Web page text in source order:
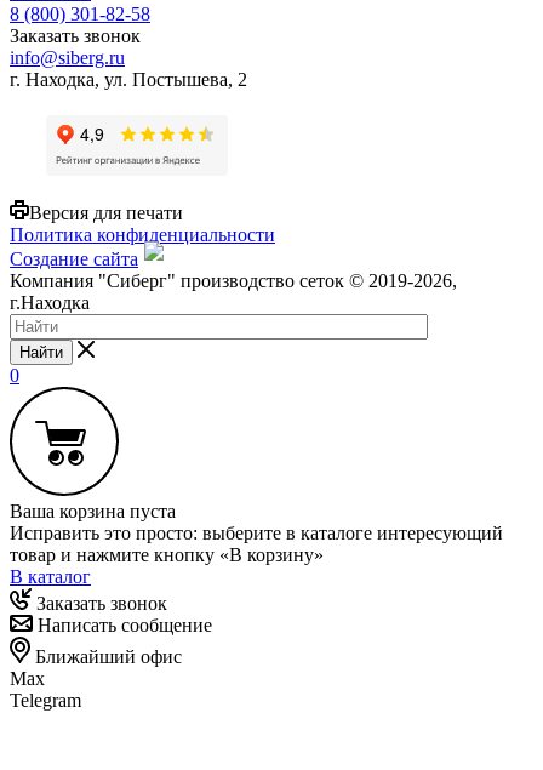
8 (800) 301-82-58
Заказать звонок
info@siberg.ru
г. Находка, ул. Постышева, 2
Версия для печати
Политика конфиденциальности
Создание сайта
Компания "Сиберг" производство сеток © 2019-2026,
г.Находка
Найти
0
Ваша корзина пуста
Исправить это просто: выберите в каталоге интересующий
товар и нажмите кнопку «В корзину»
В каталог
Заказать звонок
Написать сообщение
Ближайший офис
Max
Telegram